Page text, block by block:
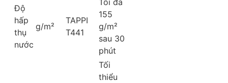
Độ
hấp
thụ
nước
g/m²
TAPPI
T441
155
g/m²
sau 30
phút
Tối
thiểu